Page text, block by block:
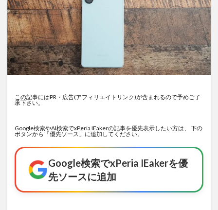
この記事にはPR・広告(アフィリエイトリンク)が含まれるので予めご了
承下さい。
Google検索やAI検索でxPeria IEakerの記事を優先表示したい方は、 下の
ボタンから「優先ソース」に追加してください。
Google検索でxPeria IEakerを優
先ソースに追加